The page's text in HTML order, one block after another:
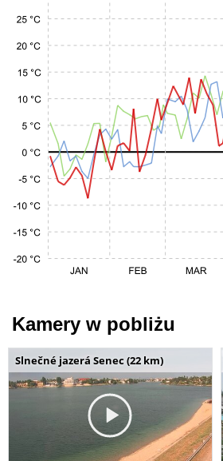
Kamery w pobliżu
Slnečné jazerá Senec (22 km)